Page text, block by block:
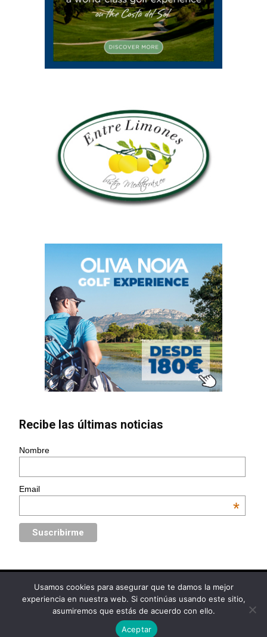
Recibe las últimas noticias
Nombre
Email
*
© Golf Circus | Diseño webwww.Ebooz.com
Política de Privacidad Aviso Legal Política de Cookies
Usamos cookies para asegurar que te damos la mejor
experiencia en nuestra web. Si continúas usando este sitio,
asumiremos que estás de acuerdo con ello.
Aceptar